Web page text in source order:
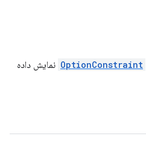
OptionConstraint نمایش داده